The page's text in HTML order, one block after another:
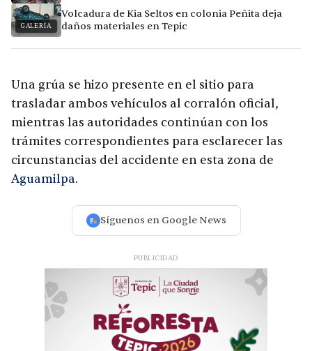
GALERÍA
Volcadura de Kia Seltos en colonia Peñita deja
daños materiales en Tepic
Una grúa se hizo presente en el sitio para
trasladar ambos vehículos al corralón oficial,
mientras las autoridades continúan con los
trámites correspondientes para esclarecer las
circunstancias del accidente en esta zona de
Aguamilpa.
Síguenos en Google News
PUBLICIDAD